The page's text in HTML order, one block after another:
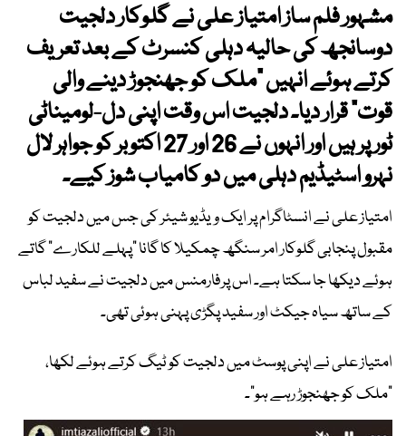
مشہور فلم ساز امتیاز علی نے گلوکار دلجیت
دوسانجھ کی حالیہ دہلی کنسرٹ کے بعد تعریف
کرتے ہوئے انہیں "ملک کو جھنجوڑ دینے والی
قوت" قرار دیا۔ دلجیت اس وقت اپنی دل-لومیناٹی
ٹور پر ہیں اور انہوں نے 26 اور 27 اکتوبر کو جواہر لال
نہرو اسٹیڈیم دہلی میں دو کامیاب شوز کیے۔
امتیاز علی نے انسٹاگرام پر ایک ویڈیو شیئر کی جس میں دلجیت کو
مقبول پنجابی گلوکار امر سنگھ چمکیلا کا گانا "پہلے للکارے" گاتے
ہوئے دیکھا جا سکتا ہے۔ اس پرفارمنس میں دلجیت نے سفید لباس
کے ساتھ سیاہ جیکٹ اور سفید پگڑی پہنی ہوئی تھی۔
امتیاز علی نے اپنی پوسٹ میں دلجیت کو ٹیگ کرتے ہوئے لکھا،
"ملک کو جھنجوڑ رہے ہو"۔